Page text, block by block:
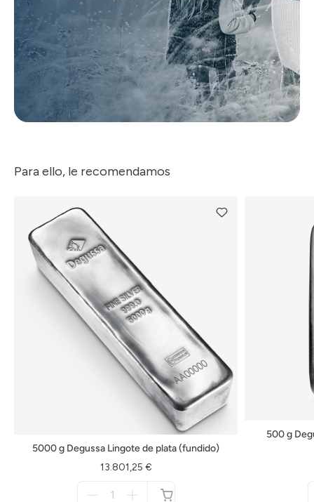
Para ello, le recomendamos
5000 g Degussa Lingote de plata (fundido)
13.801,25 €
500 g